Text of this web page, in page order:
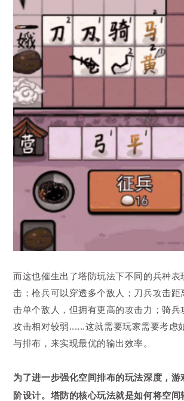
而这也催生出了塔防玩法下不同的兵种表
击；枪兵可以穿透多个敌人；刀兵攻击距
击单个敌人，但拥有更高的攻击力；骑兵
攻击相对较弱......这就需要玩家需要考虑
与排布，来实现最优的输出效率。
为了进一步强化空间排布的玩法深度，游
阶设计。 塔防的核心玩法就是如何将空间